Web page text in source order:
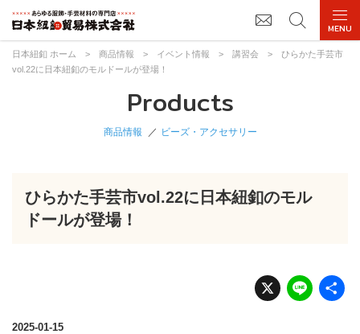
日本紐釦 ホーム > 商品情報 > イベント情報 > 講習会 >
ひらかた手芸市
vol.22に日本紐釦のモルドールが登場！
Products
商品情報 ビーズ・アクセサリー
ひらかた手芸市vol.22に日本紐釦のモル
ドールが登場！
X Li
n
2025-01-15